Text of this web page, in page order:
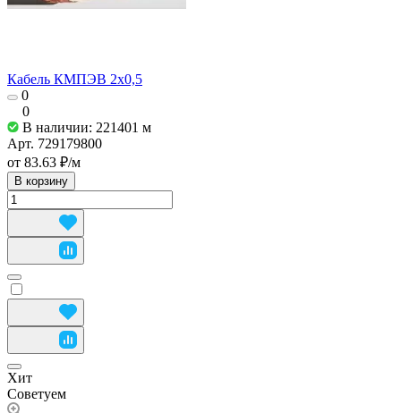
Кабель КМПЭВ 2х0,5
0
0
В наличии: 221401 м
Арт. 729179800
от 83.63 ₽/м
В корзину
Хит
Советуем